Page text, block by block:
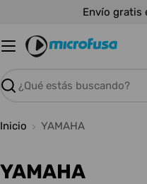
contenido
Envío gratis
Buscar
Inicio YAMAHA
C
YAMAHA